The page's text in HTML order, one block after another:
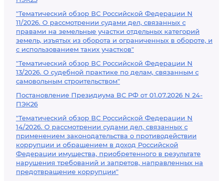
"Тематический обзор ВС Российской Федерации N
11/2026. О рассмотрении судами дел, связанных с
правами на земельные участки отдельных категорий
земель, изъятых из оборота и ограниченных в обороте, и
с использованием таких участков"
"Тематический обзор ВС Российской Федерации N
13/2026. О судебной практике по делам, связанным с
самовольным строительством"
Постановление Президиума ВС РФ от 01.07.2026 N 24-
ПЭК26
"Тематический обзор ВС Российской Федерации N
14/2026. О рассмотрении судами дел, связанных с
применением законодательства о противодействии
коррупции и обращением в доход Российской
Федерации имущества, приобретенного в результате
нарушения требований и запретов, направленных на
предотвращение коррупции"